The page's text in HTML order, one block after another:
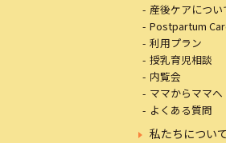
産後ケアについ
Postpartum
利用プラン
授乳育児相談
内覧会
ママからママへ
よくある質問
私たちについて